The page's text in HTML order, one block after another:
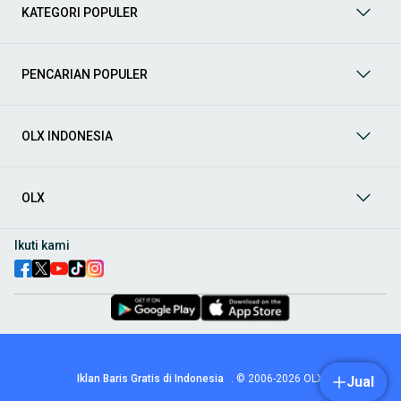
Jual
berbagai jenis mobil baru maupun bekas dengan kondisi
Aksesoris Mobil: Lengkapi tampilan dan fungsionalitas mobil
aksesoris interior seperti sarung jok dan karpet, hingga
berbagai pilihan
, speaker, amplifier, subwoofer,
ingin meningkatkan kualitas suara dalam kabin
Spare Part Mobil
part mobiloriginal dan berkualitas dari OLX! Temukan
berbagai komponen penting mulai dari filter oli, kampas rem,
velg dan ban mobilterbaik di
OLX! Tersedia berbagai ukuran dan desain velg, serta
KATEGORI POPULER
PENCARIAN POPULER
OLX INDONESIA
OLX
Ikuti kami
Iklan Baris Gratis di Indonesia . © 2006-2026 OLX